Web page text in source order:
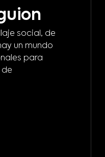
social, de
un mundo
para
de